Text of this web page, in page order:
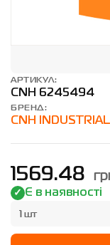
АРТИКУЛ:
CNH 6245494
БРЕНД:
CNH
1569.48
Є в наявності
1 шт